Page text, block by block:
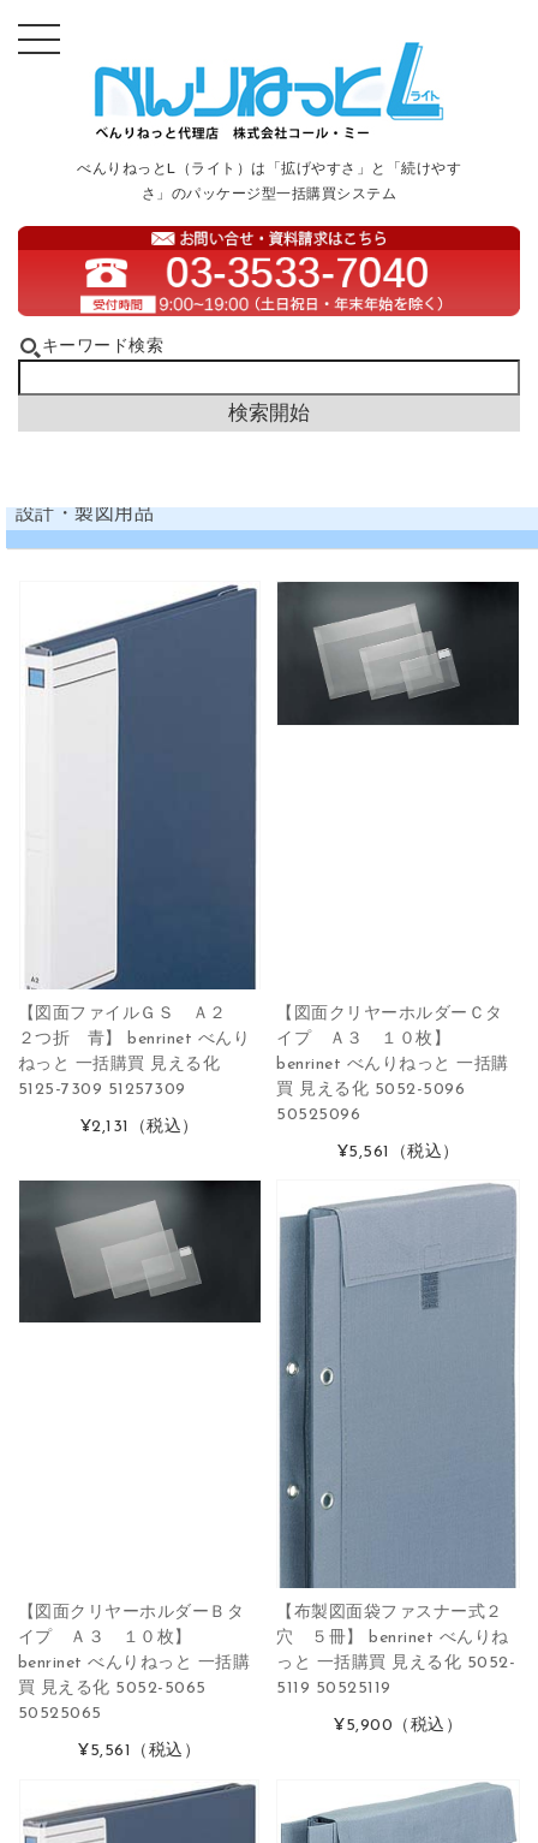
べんりねっとL（ライト）は「拡げやすさ」と「続けやす
さ」のパッケージ型一括購買システム
キーワード検索
設計・製図用品
【図面ファイルＧＳ Ａ２
２つ折 青】 benrinet べんり
ねっと 一括購買 見える化
5125-7309 51257309
¥2,131 （税込）
【図面クリヤーホルダーＣタ
イプ Ａ３ １０枚】
benrinet べんりねっと 一括購
買 見える化 5052-5096
50525096
¥5,561 （税込）
【図面クリヤーホルダーＢタ
イプ Ａ３ １０枚】
benrinet べんりねっと 一括購
買 見える化 5052-5065
50525065
¥5,561 （税込）
【布製図面袋ファスナー式２
穴 ５冊】 benrinet べんりね
っと 一括購買 見える化 5052-
5119 50525119
¥5,900 （税込）